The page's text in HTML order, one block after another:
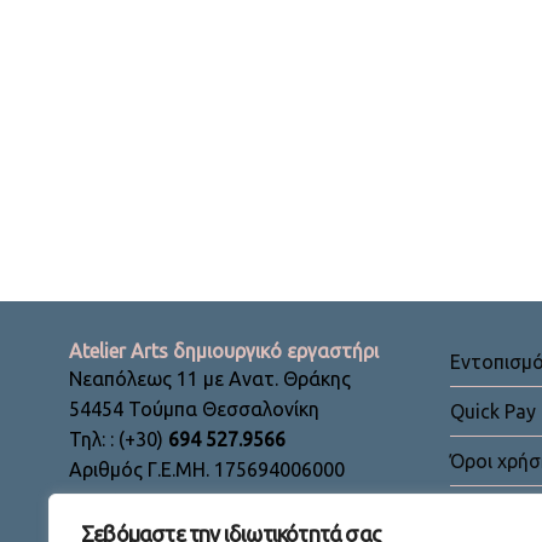
Σεβόμαστε την ιδιωτικότητά σας
Atelier Arts δημιουργικό εργαστήρι
Νεαπόλεως 11 με Ανατ. Θράκης
54454 Τούμπα Θεσσαλονίκη
Τηλ: : (+30) 694 527.9566
Αριθμός Γ.Ε.ΜΗ. 175694006000
Quick Pay
Όροι